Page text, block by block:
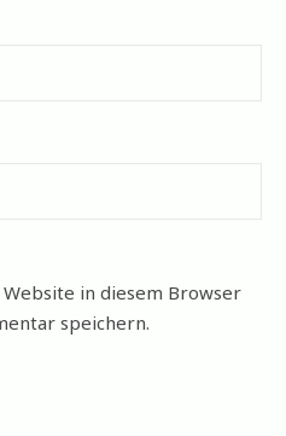
in diesem Browser
speichern.